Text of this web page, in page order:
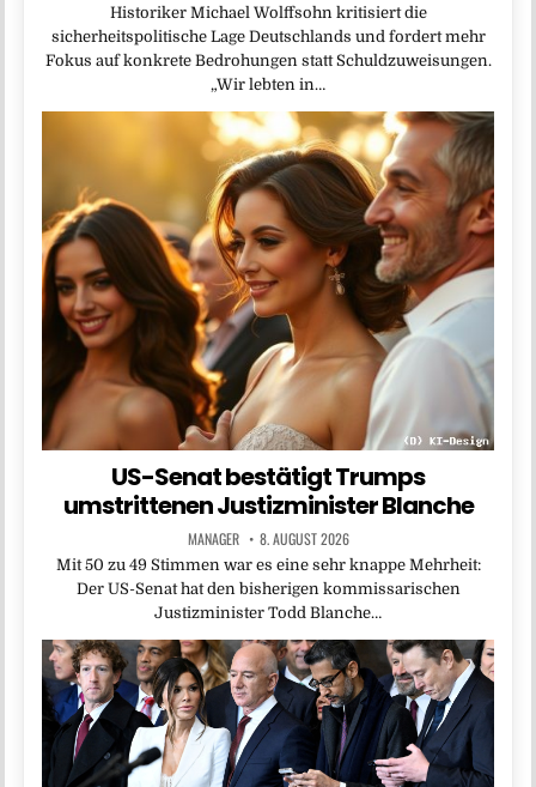
Historiker Michael Wolffsohn kritisiert die
sicherheitspolitische Lage Deutschlands und fordert mehr
Fokus auf konkrete Bedrohungen statt Schuldzuweisungen.
„Wir lebten in…
US-Senat bestätigt Trumps
umstrittenen Justizminister Blanche
MANAGER 8. AUGUST 2026
Mit 50 zu 49 Stimmen war es eine sehr knappe Mehrheit:
Der US-Senat hat den bisherigen kommissarischen
Justizminister Todd Blanche…